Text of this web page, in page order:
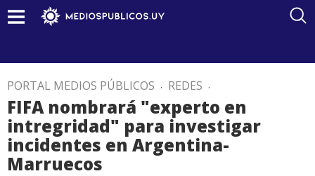
PORTAL MEDIOS PÚBLICOS . REDES .
FIFA nombrará "experto en
intregridad" para investigar
incidentes en Argentina-
Marruecos